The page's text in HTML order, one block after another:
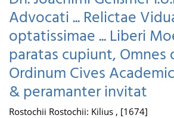
Advocati ... Relictae
optatissimae ... Liberi
paratas cupiunt, Omnes
Ordinum Cives
& peramanter invitat
Rostochii Rostochii: Kilius , [1674]